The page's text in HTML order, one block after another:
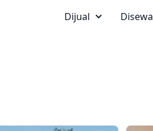
Dijual Disewa